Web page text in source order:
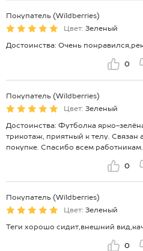
Покупатель (Wildberries)
Цвет: Зеленый
Достоинства: Очень
0
Покупатель (Wildberries)
Цвет: Зеленый
Достоинства: Футболка ярко-
трикотаж, приятный к телу. Связан
покупке. Спасибо всем работникам.
0
Покупатель (Wildberries)
Цвет: Зеленый
Теги хорошо сидит,внешний
0